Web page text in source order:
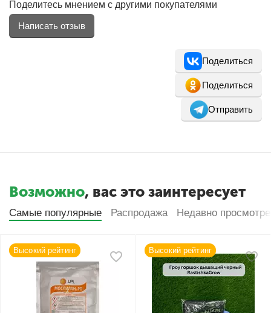
Поделитесь мнением с другими покупателями
Написать отзыв
Поделиться
Поделиться
Отправить
Возможно, вас это заинтересует
Самые популярные Распродажа Недавно
Высокий рейтинг Высокий рейтинг